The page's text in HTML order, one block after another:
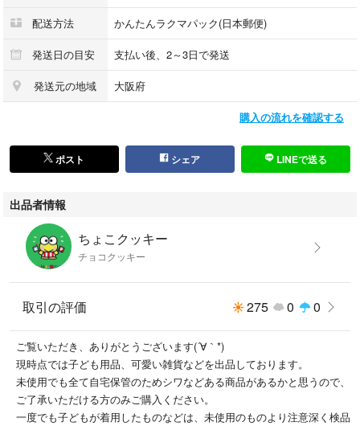
配送方法 かんたんラクマパック(日本郵便)
発送日の目安 支払い後、2～3日で発送
発送元の地域 大阪府
購入の流れを確認する
ポスト シェア LINEで送る
出品者情報
ちょこクッキー
チョコクッキー
取引の評価 275 0 0
ご覧いただき、ありがとうございます(´∀｀*)
現時点では子ども用品、可愛い雑貨などを出品しております。
未使用でも全て自宅保管のためシワなどある商品があるかと思うので、
ご了承いただける方のみご購入ください。
一度でも子どもが着用したものなどは、未使用のものより注意深く検品